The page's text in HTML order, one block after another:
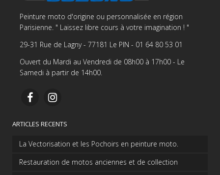
Peinture moto d'origine ou personnalisée en région
Parisienne. " Laissez libre cours à votre imagination ! "
29-31 Rue de Lagny - 77181 Le PIN - 01 64 80 53 01
Ouvert du Mardi au Vendredi de 08h00 à 17h00 - Le
Samedi à partir de 14h00.
ARTICLES RECENTS
La Vectorisation et les Pochoirs en peinture moto.
Restauration de motos anciennes et de collection